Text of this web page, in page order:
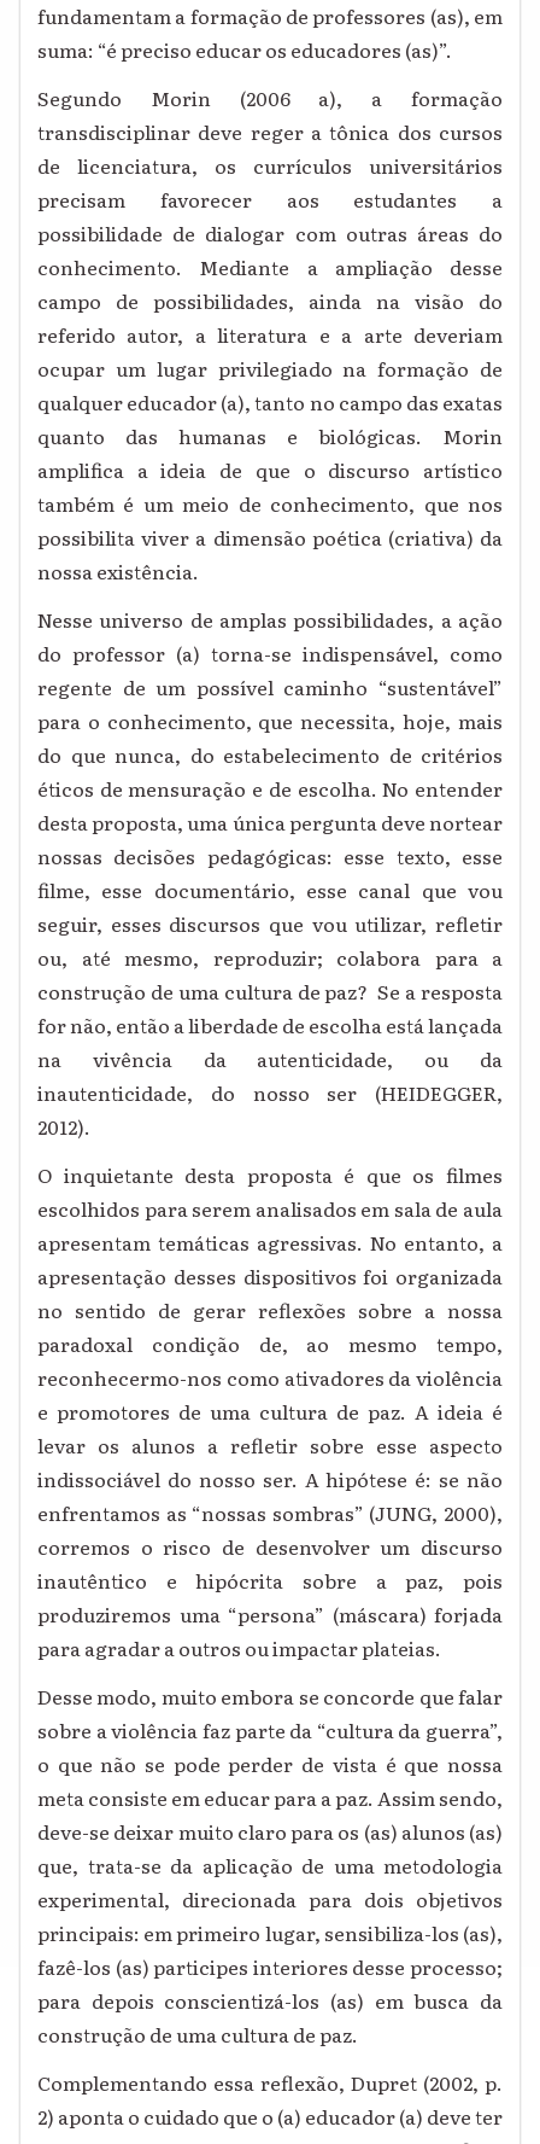
fundamentam a formação de professores (as), em
suma: “é preciso educar os educadores (as)”.
Segundo Morin (2006 a), a formação
transdisciplinar deve reger a tônica dos cursos
de licenciatura, os currículos universitários
precisam favorecer aos estudantes a
possibilidade de dialogar com outras áreas do
conhecimento. Mediante a ampliação desse
campo de possibilidades, ainda na visão do
referido autor, a literatura e a arte deveriam
ocupar um lugar privilegiado na formação de
qualquer educador (a), tanto no campo das exatas
quanto das humanas e biológicas. Morin
amplifica a ideia de que o discurso artístico
também é um meio de conhecimento, que nos
possibilita viver a dimensão poética (criativa) da
nossa existência.
Nesse universo de amplas possibilidades, a ação
do professor (a) torna-se indispensável, como
regente de um possível caminho “sustentável”
para o conhecimento, que necessita, hoje, mais
do que nunca, do estabelecimento de critérios
éticos de mensuração e de escolha. No entender
desta proposta, uma única pergunta deve nortear
nossas decisões pedagógicas: esse texto, esse
filme, esse documentário, esse canal que vou
seguir, esses discursos que vou utilizar, refletir
ou, até mesmo, reproduzir; colabora para a
construção de uma cultura de paz? Se a resposta
for não, então a liberdade de escolha está lançada
na vivência da autenticidade, ou da
inautenticidade, do nosso ser (HEIDEGGER,
2012).
O inquietante desta proposta é que os filmes
escolhidos para serem analisados em sala de aula
apresentam temáticas agressivas. No entanto, a
apresentação desses dispositivos foi organizada
no sentido de gerar reflexões sobre a nossa
paradoxal condição de, ao mesmo tempo,
reconhecermo-nos como ativadores da violência
e promotores de uma cultura de paz. A ideia é
levar os alunos a refletir sobre esse aspecto
indissociável do nosso ser. A hipótese é: se não
enfrentamos as “nossas sombras” (JUNG, 2000),
corremos o risco de desenvolver um discurso
inautêntico e hipócrita sobre a paz, pois
produziremos uma “persona” (máscara) forjada
para agradar a outros ou impactar plateias.
Desse modo, muito embora se concorde que falar
sobre a violência faz parte da “cultura da guerra”,
o que não se pode perder de vista é que nossa
meta consiste em educar para a paz. Assim sendo,
deve-se deixar muito claro para os (as) alunos (as)
que, trata-se da aplicação de uma metodologia
experimental, direcionada para dois objetivos
principais: em primeiro lugar, sensibiliza-los (as),
fazê-los (as) participes interiores desse processo;
para depois conscientizá-los (as) em busca da
construção de uma cultura de paz.
Complementando essa reflexão, Dupret (2002, p.
2) aponta o cuidado que o (a) educador (a) deve ter